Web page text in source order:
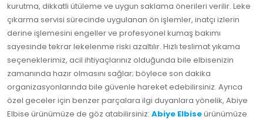
kurutma, dikkatli ütüleme ve uygun saklama önerileri verilir. Leke
çıkarma servisi sürecinde uygulanan ön işlemler, inatçı izlerin
derine işlemesini engeller ve profesyonel kumaş bakımı
sayesinde tekrar lekelenme riski azaltılır. Hızlı teslimat yıkama
seçeneklerimiz, acil ihtiyaçlarınız olduğunda bile elbisenizin
zamanında hazır olmasını sağlar; böylece son dakika
organizasyonlarında bile güvenle hareket edebilirsiniz. Ayrıca
özel geceler için benzer parçalara ilgi duyanlara yönelik, Abiye
Elbise ürünümüze de göz atabilirsiniz: Abiye Elbiseürünümüze